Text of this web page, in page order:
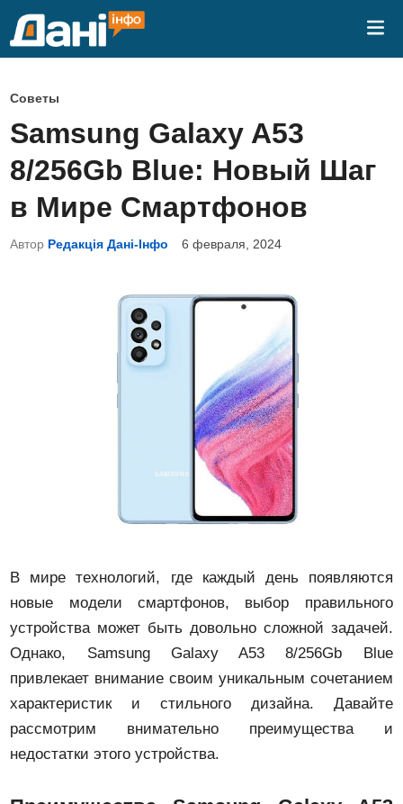
О
п
у
б
л
и
к
Советы
Samsung Galaxy A53
8/256Gb Blue: Новый Шаг
в Мире Смартфонов
Автор Редакція Дані-Інфо 6 февраля, 2024
В мире технологий, где каждый день появляются
новые модели смартфонов, выбор правильного
устройства может быть довольно сложной задачей.
Однако, Samsung Galaxy A53 8/256Gb Blue
привлекает внимание своим уникальным сочетанием
характеристик и стильного дизайна. Давайте
рассмотрим внимательно преимущества и
недостатки этого устройства.